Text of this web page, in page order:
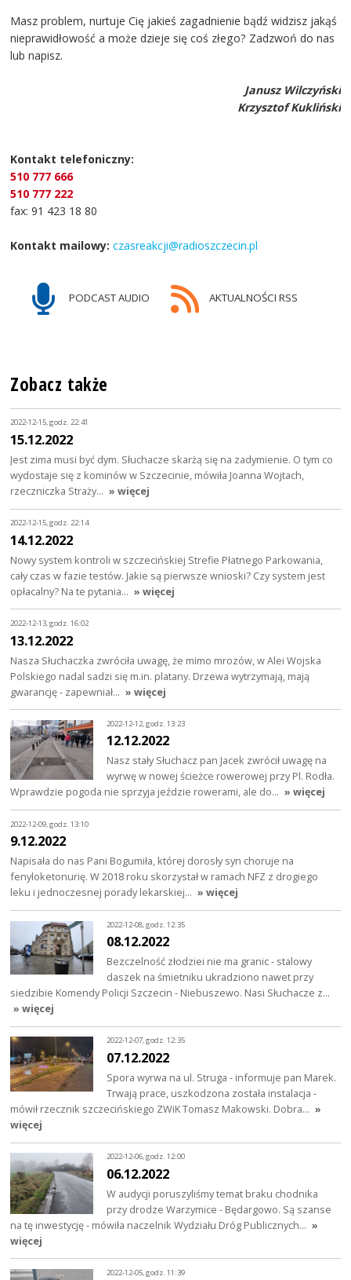
Masz problem, nurtuje Cię jakieś zagadnienie bądź widzisz jakąś
nieprawidłowość a może dzieje się coś złego? Zadzwoń do nas
lub napisz.
Janusz Wilczyński
Krzysztof Kukliński
Kontakt telefoniczny:
510 777 666
510 777 222
fax: 91 423 18 80
Kontakt mailowy: czasreakcji@radioszczecin.pl
PODCAST AUDIO AKTUALNOŚCI RSS
Zobacz także
2022-12-15, godz. 22:41
15.12.2022
Jest zima musi być dym. Słuchacze skarżą się na zadymienie. O tym co
wydostaje się z kominów w Szczecinie, mówiła Joanna Wojtach,
rzeczniczka Straży… » więcej
2022-12-15, godz. 22:14
14.12.2022
Nowy system kontroli w szczecińskiej Strefie Płatnego Parkowania,
cały czas w fazie testów. Jakie są pierwsze wnioski? Czy system jest
opłacalny? Na te pytania… » więcej
2022-12-13, godz. 16:02
13.12.2022
Nasza Słuchaczka zwróciła uwagę, że mimo mrozów, w Alei Wojska
Polskiego nadal sadzi się m.in. platany. Drzewa wytrzymają, mają
gwarancję - zapewniał… » więcej
2022-12-12, godz. 13:23
12.12.2022
Nasz stały Słuchacz pan Jacek zwrócił uwagę na
wyrwę w nowej ścieżce rowerowej przy Pl. Rodła.
Wprawdzie pogoda nie sprzyja jeździe rowerami, ale do… » więcej
2022-12-09, godz. 13:10
9.12.2022
Napisała do nas Pani Bogumiła, której dorosły syn choruje na
fenyloketonurię. W 2018 roku skorzystał w ramach NFZ z drogiego
leku i jednoczesnej porady lekarskiej… » więcej
2022-12-08, godz. 12:35
08.12.2022
Bezczelność złodziei nie ma granic - stalowy
daszek na śmietniku ukradziono nawet przy
siedzibie Komendy Policji Szczecin - Niebuszewo. Nasi Słuchacze z…
» więcej
2022-12-07, godz. 12:35
07.12.2022
Spora wyrwa na ul. Struga - informuje pan Marek.
Trwają prace, uszkodzona została instalacja -
mówił rzecznik szczecińskiego ZWiK Tomasz Makowski. Dobra… »
więcej
2022-12-06, godz. 12:00
06.12.2022
W audycji poruszyliśmy temat braku chodnika
przy drodze Warzymice - Będargowo. Są szanse
na tę inwestycję - mówiła naczelnik Wydziału Dróg Publicznych… »
więcej
2022-12-05, godz. 11:39